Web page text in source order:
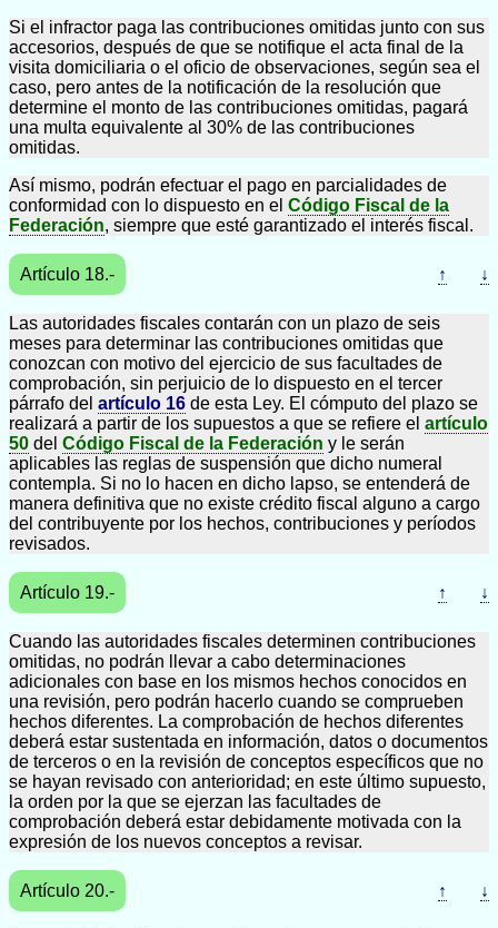
Si el infractor paga las contribuciones omitidas junto con sus
accesorios, después de que se notifique el acta final de la
visita domiciliaria o el oficio de observaciones, según sea el
caso, pero antes de la notificación de la resolución que
determine el monto de las contribuciones omitidas, pagará
una multa equivalente al 30% de las contribuciones
omitidas.
Así mismo, podrán efectuar el pago en parcialidades de
conformidad con lo dispuesto en el Código Fiscal de la
Federación, siempre que esté garantizado el interés fiscal.
Artículo 18.- ↑ ↓
Las autoridades fiscales contarán con un plazo de seis
meses para determinar las contribuciones omitidas que
conozcan con motivo del ejercicio de sus facultades de
comprobación, sin perjuicio de lo dispuesto en el tercer
párrafo del artículo 16 de esta Ley. El cómputo del plazo se
realizará a partir de los supuestos a que se refiere el artículo
50 del Código Fiscal de la Federación y le serán
aplicables las reglas de suspensión que dicho numeral
contempla. Si no lo hacen en dicho lapso, se entenderá de
manera definitiva que no existe crédito fiscal alguno a cargo
del contribuyente por los hechos, contribuciones y períodos
revisados.
Artículo 19.- ↑ ↓
Cuando las autoridades fiscales determinen contribuciones
omitidas, no podrán llevar a cabo determinaciones
adicionales con base en los mismos hechos conocidos en
una revisión, pero podrán hacerlo cuando se comprueben
hechos diferentes. La comprobación de hechos diferentes
deberá estar sustentada en información, datos o documentos
de terceros o en la revisión de conceptos específicos que no
se hayan revisado con anterioridad; en este último supuesto,
la orden por la que se ejerzan las facultades de
comprobación deberá estar debidamente motivada con la
expresión de los nuevos conceptos a revisar.
Artículo 20.- ↑ ↓